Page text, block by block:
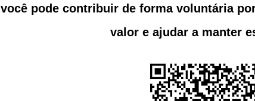
você pode contribuir de forma voluntária
valor e ajudar a manter